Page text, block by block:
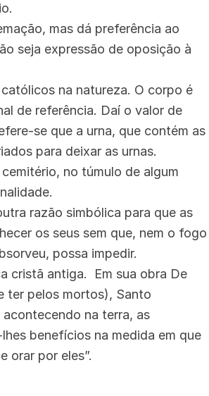
mas dá preferência ao
seja expressão de oposição à
na natureza. O corpo é
de referência. Daí o valor de
se que a urna, que contém as
para deixar as urnas.
no túmulo de algum
razão simbólica para que as
os seus sem que, nem o fogo
possa impedir.
cristã antiga. Em sua obra De
ter pelos mortos), Santo
na terra, as
benefícios na medida em que
orar por eles”.